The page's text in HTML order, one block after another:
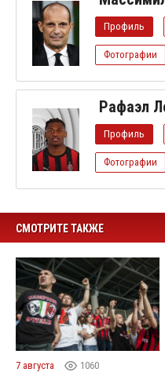
Профиль
Фотографии
Рафаэл
Профиль
Фотографии
СМОТРИТЕ ТАКЖЕ
7 августа 1060